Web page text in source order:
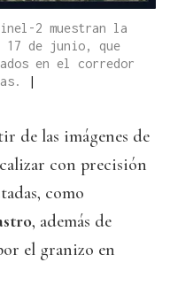
2 muestran la
17 de junio, que
en el corredor
|
de las imágenes de
con precisión
como
, además de
el granizo en